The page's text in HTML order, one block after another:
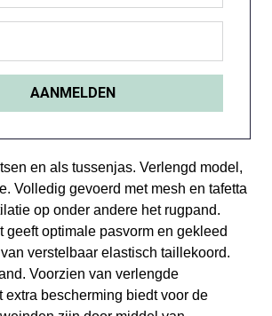
en als tussenjas. Verlengd model,
Volledig gevoerd met mesh en tafetta
op onder andere het rugpand.
geeft optimale pasvorm en gekleed
verstelbaar elastisch taillekoord.
Voorzien van verlengde
extra bescherming biedt voor de